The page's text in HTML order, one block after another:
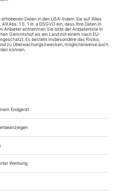
auf www.der-
zur App auf Anfrage.
von einem Monat und
weiteren Monat, sofern
„Mein Konto/Meine
gekündigt
Preise für Käufe
vor Auslösen der Bestellung